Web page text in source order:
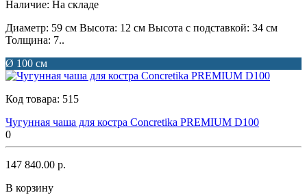
Наличие: На складе
Диаметр: 59 см Высота: 12 см Высота с подставкой: 34 см
Толщина: 7..
Ø 100 см
Код товара: 515
Чугунная чаша для костра Concretika PREMIUM D100
0
147 840.00 р.
В корзину